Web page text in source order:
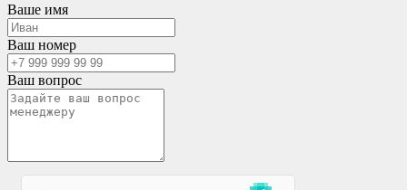
Ваше имя
Ваш номер
Ваш вопрос